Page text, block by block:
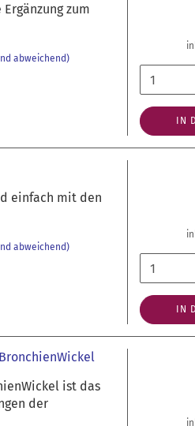
zum
abweichend)
IN
einfach mit den
abweichend)
IN
ist das
der